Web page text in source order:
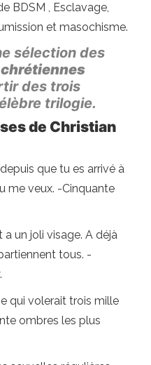
BDSM , Esclavage,
et masochisme.
sélection des
des trois
trilogie.
de Christian
que tu es arrivé à
me veux. -Cinquante
un joli visage. A déjà
tous. -
qui volerait trois mille
ombres les plus